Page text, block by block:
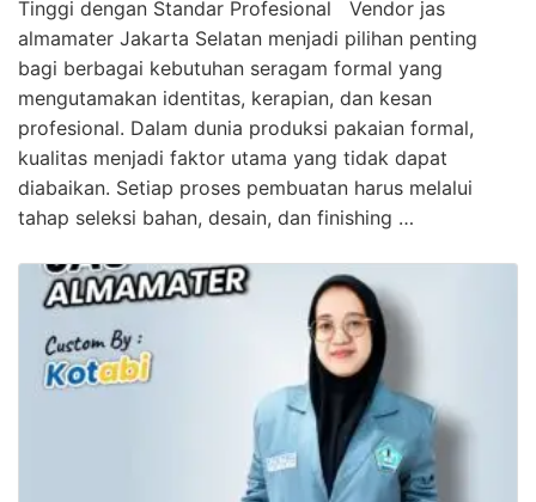
Tinggi dengan Standar Profesional Vendor jas
almamater Jakarta Selatan menjadi pilihan penting
bagi berbagai kebutuhan seragam formal yang
mengutamakan identitas, kerapian, dan kesan
profesional. Dalam dunia produksi pakaian formal,
kualitas menjadi faktor utama yang tidak dapat
diabaikan. Setiap proses pembuatan harus melalui
tahap seleksi bahan, desain, dan finishing …